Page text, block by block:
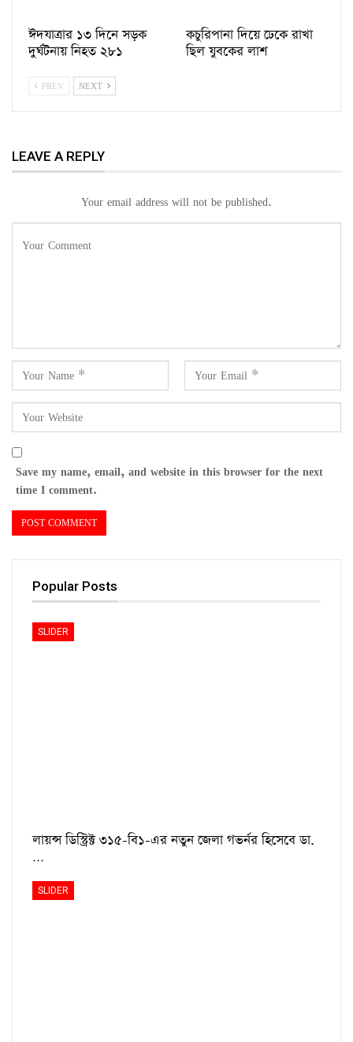
ঈদযাত্রার ১৩ দিনে সড়ক
দুর্ঘটনায় নিহত ২৮১
কচুরিপানা দিয়ে ঢেকে রাখা
ছিল যুবকের লাশ
PREV NEXT
LEAVE A REPLY
Your email address will not be published.
Save my name, email, and website in this browser for the next
time I comment.
Popular Posts
SLIDER
লায়ন্স ডিস্ট্রিক্ট ৩১৫-বি১-এর নতুন জেলা গভর্নর হিসেবে ডা.
…
SLIDER